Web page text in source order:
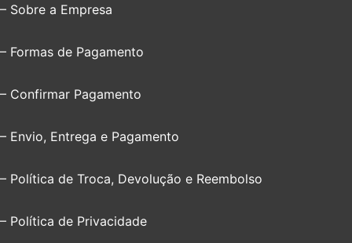
– Sobre a Empresa
– Formas de Pagamento
– Confirmar Pagamento
– Envio, Entrega e Pagamento
– Política de Troca, Devolução e Reembolso
– Política de Privacidade